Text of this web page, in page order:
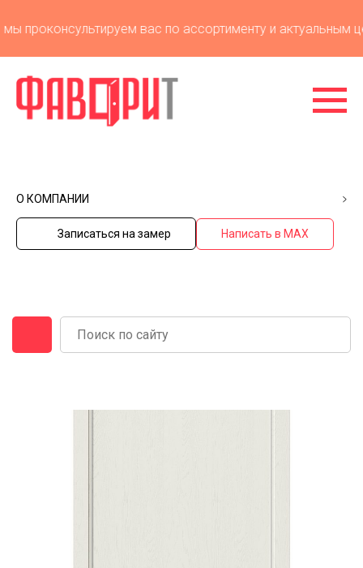
вас по ассортименту и актуальным
О КОМПАНИИ
Записаться на замер Написать в MAX